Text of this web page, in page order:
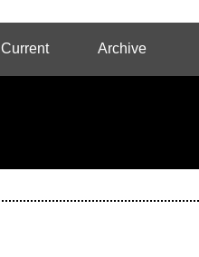
Current Archive